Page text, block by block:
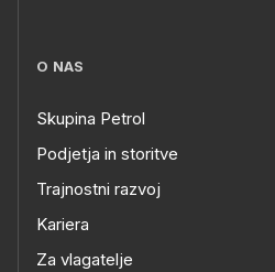
O NAS
Skupina Petrol
Podjetja in storitve
Trajnostni razvoj
Kariera
Za vlagatelje